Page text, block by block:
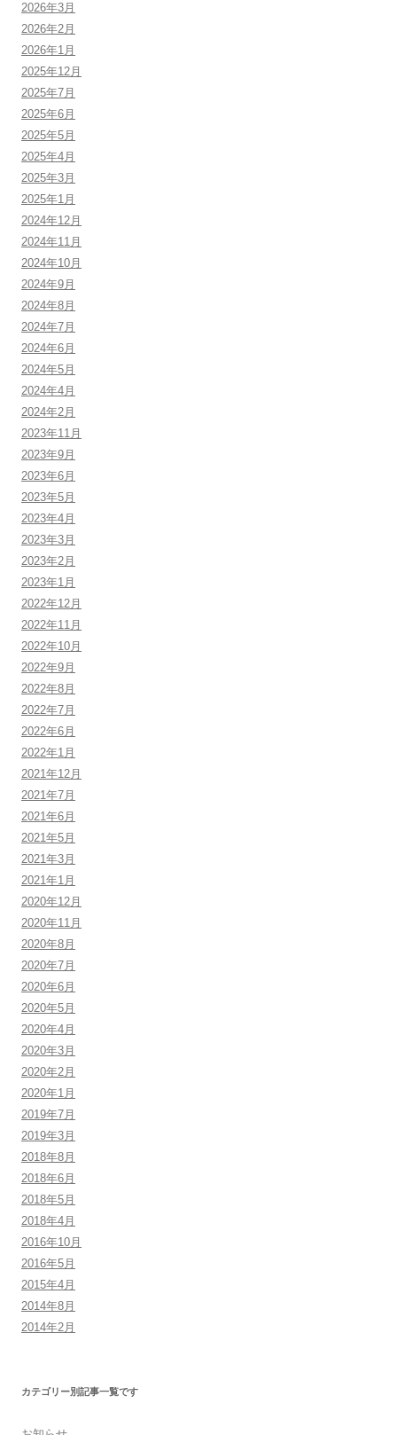
2026年3月
2026年2月
2026年1月
2025年12月
2025年7月
2025年6月
2025年5月
2025年4月
2025年3月
2025年1月
2024年12月
2024年11月
2024年10月
2024年9月
2024年8月
2024年7月
2024年6月
2024年5月
2024年4月
2024年2月
2023年11月
2023年9月
2023年6月
2023年5月
2023年4月
2023年3月
2023年2月
2023年1月
2022年12月
2022年11月
2022年10月
2022年9月
2022年8月
2022年7月
2022年6月
2022年1月
2021年12月
2021年7月
2021年6月
2021年5月
2021年3月
2021年1月
2020年12月
2020年11月
2020年8月
2020年7月
2020年6月
2020年5月
2020年4月
2020年3月
2020年2月
2020年1月
2019年7月
2019年3月
2018年8月
2018年6月
2018年5月
2018年4月
2016年10月
2016年5月
2015年4月
2014年8月
2014年2月
カテゴリー別記事一覧です